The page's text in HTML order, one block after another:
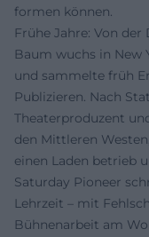
formen können.
Frühe Jahre: Von
Baum wuchs in New
und sammelte früh
Publizieren. Nach
Theaterproduzent
den Mittleren
einen Laden betrieb
Saturday Pioneer
Lehrzeit – mit
Bühnenarbeit am